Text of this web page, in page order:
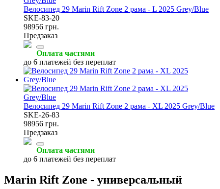
Велосипед 29 Marin Rift Zone 2 рама - L 2025 Grey/Blue
SKE-83-20
98956 грн.
Предзаказ
Оплата частями
до 6 платежей без переплат
Велосипед 29 Marin Rift Zone 2 рама - XL 2025 Grey/Blue
SKE-26-83
98956 грн.
Предзаказ
Оплата частями
до 6 платежей без переплат
Marin Rift Zone - универсальный